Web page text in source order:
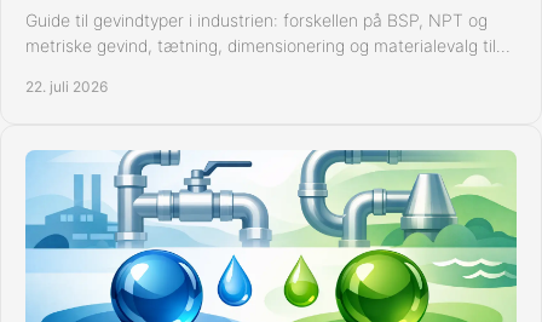
Guide til gevindtyper i industrien: forskellen på BSP, NPT og
metriske gevind, tætning, dimensionering og materialevalg til
22. juli 2026